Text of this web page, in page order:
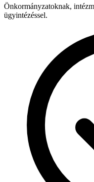
Önkormányzatoknak,
ügyintézéssel.